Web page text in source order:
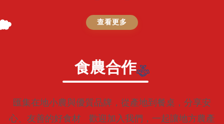
查看更多
食農合作
匯集在地小農與優質品牌，從產地到餐桌，分享安
心、友善的好食材 歡迎加入我們，一起讓地方農產